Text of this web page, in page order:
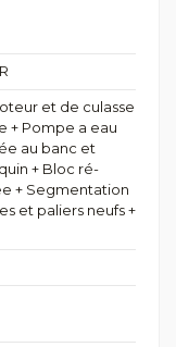
et de culasse
+ Pompe a eau
au banc et
+ Bloc ré-
+ Segmentation
et paliers neufs +